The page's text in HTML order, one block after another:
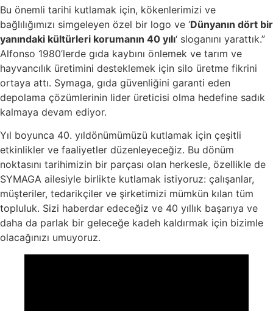
Bu önemli tarihi kutlamak için, kökenlerimizi ve
bağlılığımızı simgeleyen özel bir logo ve ‘Dünyanın dört bir
yanındaki kültürleri korumanın 40 yılı‘ sloganını yarattık.”
Alfonso 1980’lerde gıda kaybını önlemek ve tarım ve
hayvancılık üretimini desteklemek için silo üretme fikrini
ortaya attı. Symaga, gıda güvenliğini garanti eden
depolama çözümlerinin lider üreticisi olma hedefine sadık
kalmaya devam ediyor.
Yıl boyunca 40. yıldönümümüzü kutlamak için çeşitli
etkinlikler ve faaliyetler düzenleyeceğiz. Bu dönüm
noktasını tarihimizin bir parçası olan herkesle, özellikle de
SYMAGA ailesiyle birlikte kutlamak istiyoruz: çalışanlar,
müşteriler, tedarikçiler ve şirketimizi mümkün kılan tüm
topluluk. Sizi haberdar edeceğiz ve 40 yıllık başarıya ve
daha da parlak bir geleceğe kadeh kaldırmak için bizimle
olacağınızı umuyoruz.